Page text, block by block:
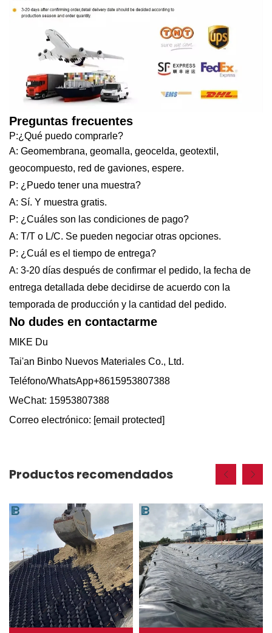
Preguntas frecuentes
P:¿Qué puedo comprarle?
A: Geomembrana, geomalla, geocelda, geotextil,
geocompuesto, red de gaviones, espere.
P: ¿Puedo tener una muestra?
A: Sí. Y muestra gratis.
P: ¿Cuáles son las condiciones de pago?
A: T/T o L/C. Se pueden negociar otras opciones.
P: ¿Cuál es el tiempo de entrega?
A: 3-20 días después de confirmar el pedido, la fecha de
entrega detallada debe decidirse de acuerdo con la
temporada de producción y la cantidad del pedido.
No dudes en contactarme
MIKE Du
Tai'an Binbo Nuevos Materiales Co., Ltd.
Teléfono/WhatsApp+8615953807388
WeChat: 15953807388
Correo electrónico: [email protected]
Productos recomendados